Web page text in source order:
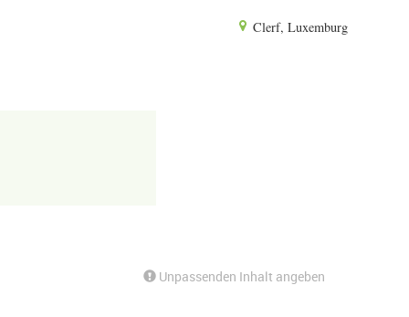
Clerf, Luxemburg
Unpassenden Inhalt angeben